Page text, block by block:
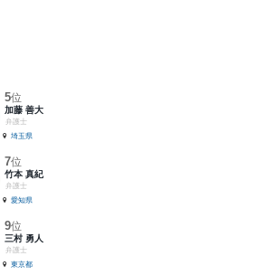
5位
加藤 善大
弁護士
埼玉県
7位
竹本 真紀
弁護士
愛知県
9位
三村 勇人
弁護士
東京都